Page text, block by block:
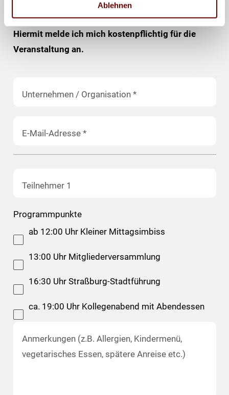
Ablehnen
Hiermit melde ich mich kostenpflichtig für die
Veranstaltung an.
Unternehmen / Organisation *
E-Mail-Adresse *
Teilnehmer 1
Programmpunkte
ab 12:00 Uhr Kleiner Mittagsimbiss
13:00 Uhr Mitgliederversammlung
16:30 Uhr Straßburg-Stadtführung
ca. 19:00 Uhr Kollegenabend mit Abendessen
Anmerkungen (z.B. Allergien, Kindermenü,
vegetarisches Essen, spätere Anreise etc.)